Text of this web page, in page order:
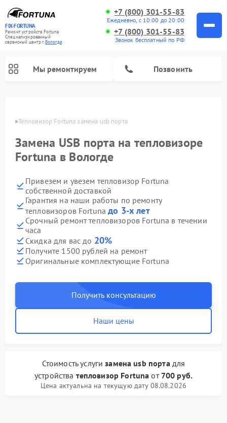
FIX-FORTUNA
Ремонт устройств Fortuna
Специализированный
cервисный центр г.Вологда
+7 (800) 301-55-83
Ежедневно, с 10:00 до 20:00
+7 (800) 301-55-83
Звонок бесплатный по РФ
Мы ремонтируем Позвонить
Тепловизор Fortuna замена usb порта
Замена USB порта на тепловизоре
Fortuna в Вологде
Привезем и увезем тепловизор Fortuna
собственной доставкой
Гарантия на наши работы по ремонту
тепловизоров Fortunaдо 3-х лет
Срочный ремонт тепловизоров Fortuna в течении
часа
Скидка для вас до 20%
Получите 1500 рублей на ремонт
Оригинальные комплектующие Fortuna
Получить консультацию
Наши цены
Стоимость услугизамена usb портадля
устройства тепловизор Fortuna от 700 руб.
Цена актуальна на текущую дату 08.08.2026